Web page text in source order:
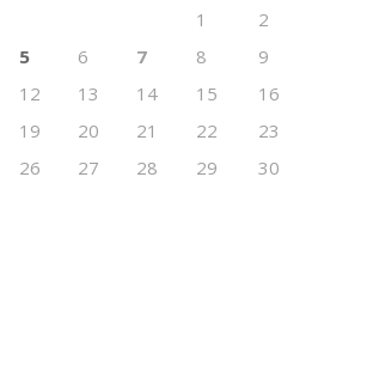
1
2
5 6 7 8
9
12 13 14 15
16
19 20 21 22
23
26 27 28 29
30